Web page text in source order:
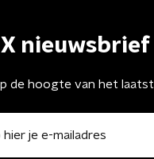
nieuwsbrief
de hoogte van het